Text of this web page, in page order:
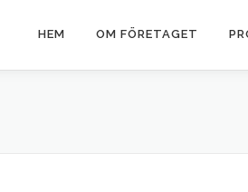
HEM OM FÖRETAGET